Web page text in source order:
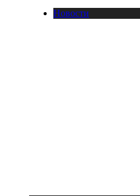
Новости